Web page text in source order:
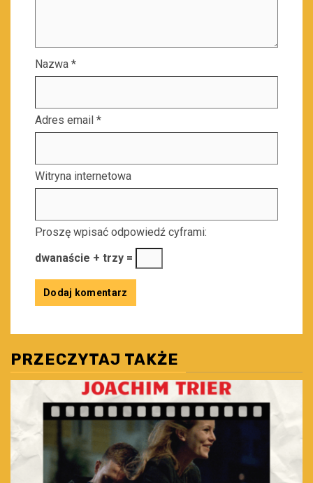
Nazwa *
Adres email *
Witryna internetowa
Proszę wpisać odpowiedź cyframi:
dwanaście + trzy =
PRZECZYTAJ TAKŻE